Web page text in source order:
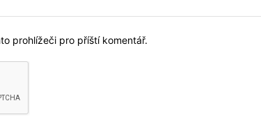
prohlížeči pro příští komentář.